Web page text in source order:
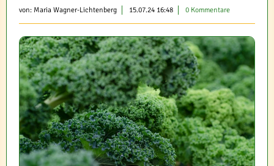
von: Maria Wagner-Lichtenberg 15.07.24 16:48 0 Kommentare